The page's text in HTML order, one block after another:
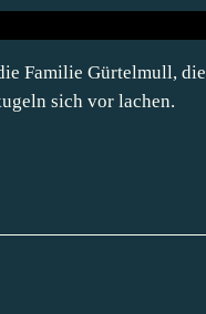
Familie Gürtelmull, die
sich vor lachen.